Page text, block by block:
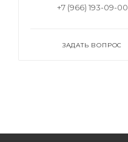
+7 (966) 193-09-00
ЗАДАТЬ ВОПРОС